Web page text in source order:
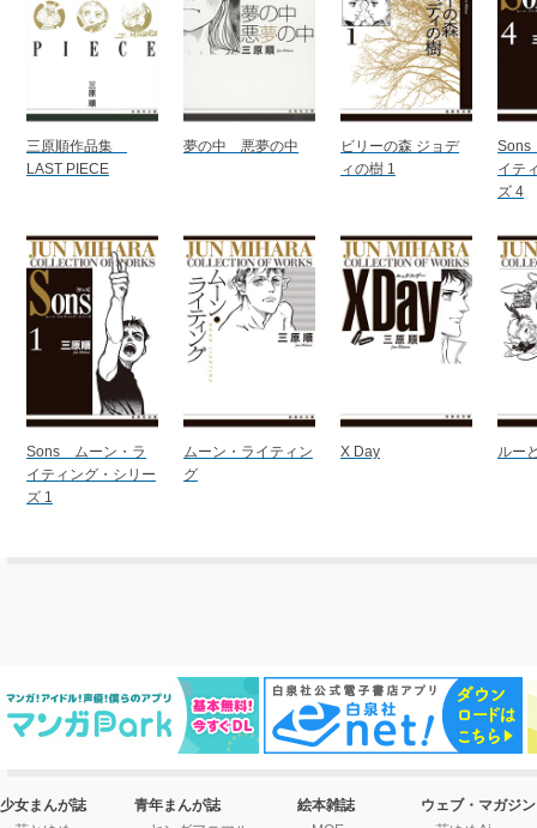
三原順作品集
LAST PIECE
夢の中 悪夢の中
ビリーの森 ジョデ
ィの樹 1
Sons
イテ
ズ 4
Sons ムーン・ラ
イティング・シリー
ズ 1
ムーン・ライティン
グ
X Day ルー
少女まんが誌
青年まんが誌
絵本雑誌
ウェブ・マガジン